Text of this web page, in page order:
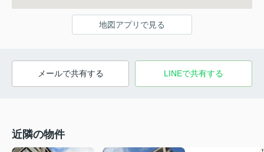
地図アプリで見る
メールで共有する LINEで共有する
近隣の物件